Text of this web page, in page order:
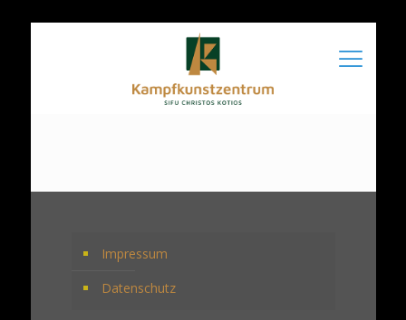
Impressum
Datenschutz